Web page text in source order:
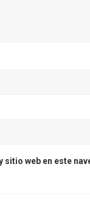
web en este